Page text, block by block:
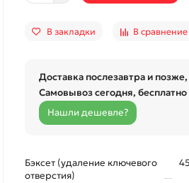
В закладки В сравнение
Доставка послезавтра и позже,
Самовывоз сегодня, бесплатно
Нашли дешевле?
Бэксет (удаление ключевого
отверстия)